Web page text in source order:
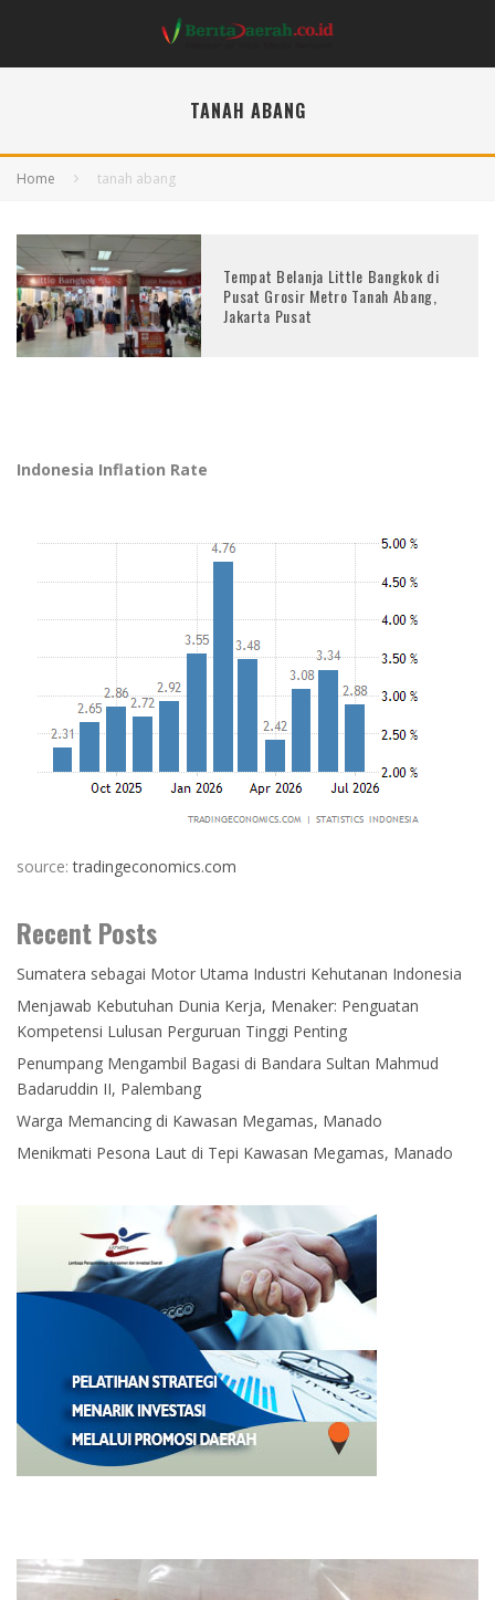
TANAH ABANG
Home tanah abang
Tempat Belanja Little Bangkok di
Pusat Grosir Metro Tanah Abang,
Jakarta Pusat
Indonesia Inflation Rate
source:tradingeconomics.com
Recent Posts
Sumatera sebagai Motor Utama Industri Kehutanan Indonesia
Menjawab Kebutuhan Dunia Kerja, Menaker: Penguatan
Kompetensi Lulusan Perguruan Tinggi Penting
Penumpang Mengambil Bagasi di Bandara Sultan Mahmud
Badaruddin II, Palembang
Warga Memancing di Kawasan Megamas, Manado
Menikmati Pesona Laut di Tepi Kawasan Megamas, Manado